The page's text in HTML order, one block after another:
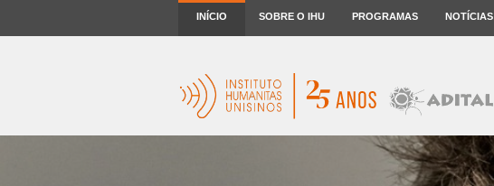
INÍCIO SOBRE O IHU PROGRAMAS NOTÍCIAS